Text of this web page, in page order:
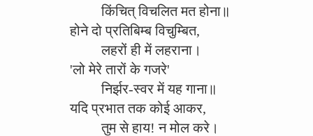
किंचित् विचलित मत होना॥
होने दो प्रतिबिम्ब विचुम्बित,
लहरों ही में लहराना।
'लो मेरे तारों के गजरे'
निर्झर-स्वर में यह गाना॥
यदि प्रभात तक कोई आकर,
तुम से हाय! न मोल करे।